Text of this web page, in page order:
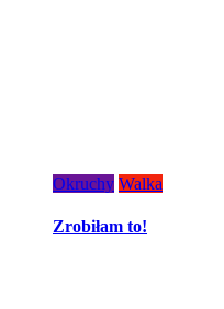
Okruchy Walka
Zrobiłam to!